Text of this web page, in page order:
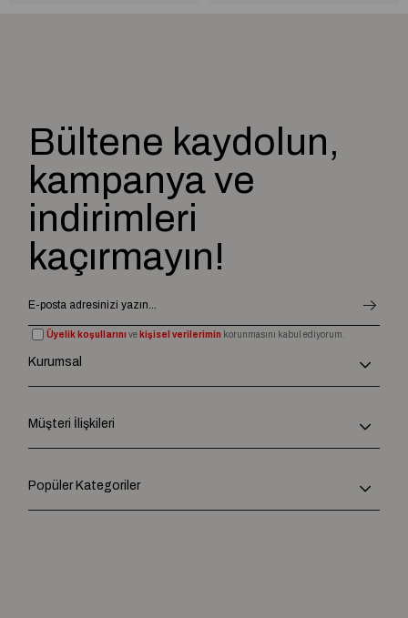
Bültene kaydolun,
kampanya ve
indirimleri
kaçırmayın!
Üyelik koşullarını ve kişisel verilerimin korunmasını kabul ediyorum.
Kurumsal
Müşteri İlişkileri
Popüler Kategoriler